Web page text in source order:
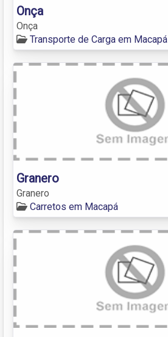
Onça
Onça
Transporte de Carga em Macapá
Granero
Granero
Carretos em Macapá